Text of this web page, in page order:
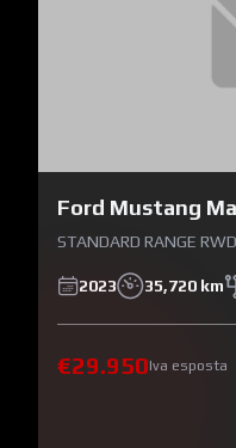
Ford Mustang
STANDARD RANGE
2023 35,720 km
€29.950Iva esposta